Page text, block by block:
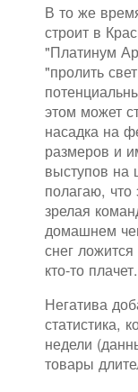
В то же
строит в
"Платинум
"пролить
этом может
насадка на
размеров и
выступов на
полагаю, что
зрелая
домашнем
снег
кто-то
Негатива
статистика,
недели
товары